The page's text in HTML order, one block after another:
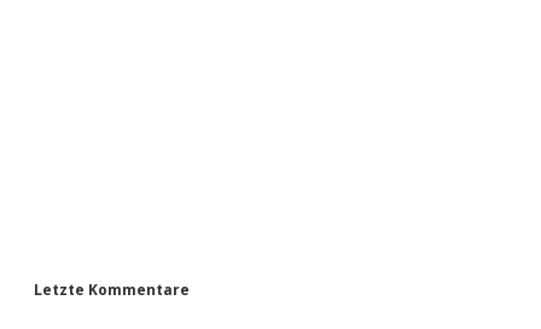
Letzte Kommentare